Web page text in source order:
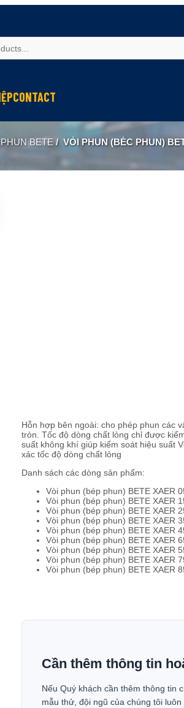
CONTACT
BETE / VÒI PHUN (BÉC PHUN)
Hỗn hợp bên ngoài: cho phép phun các
tròn. Tốc độ dòng chất lỏng chỉ được
suất không khí giúp kiểm soát hiệu suất
xác tốc độ dòng chất lỏng
Danh sách các dòng sản phẩm:
Vòi phun (bép phun) BETE XAER
Vòi phun (bép phun) BETE XAER
Vòi phun (bép phun) BETE XAER
Vòi phun (bép phun) BETE XAER
Vòi phun (bép phun) BETE XAER
Vòi phun (bép phun) BETE XAER
Vòi phun (bép phun) BETE XAER
Vòi phun (bép phun) BETE XAER
Vòi phun (bép phun) BETE XAER
Cần thêm thông tin
Nếu Quý khách cần thêm thông tin
mẫu thử, đội ngũ của chúng tôi